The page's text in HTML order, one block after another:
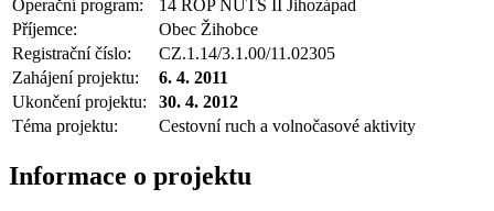
Operační program:
14 ROP NUTS II Jihozápad
Příjemce:
Obec Žihobce
Registrační číslo:
CZ.1.14/3.1.00/11.02305
Zahájení projektu:
6. 4. 2011
Ukončení projektu:
30. 4. 2012
Téma projektu:
Cestovní ruch a volnočasové aktivity
Informace o projektu